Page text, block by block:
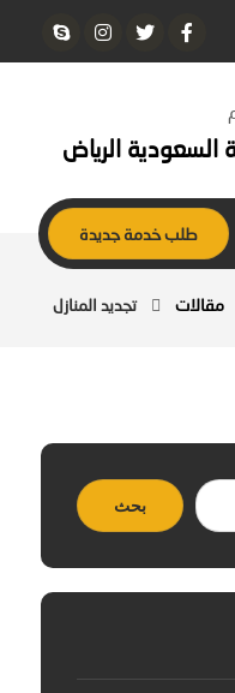
السعودية الرياض
طلب خدمة جديدة
مقالات تجديد المنازل
بحث